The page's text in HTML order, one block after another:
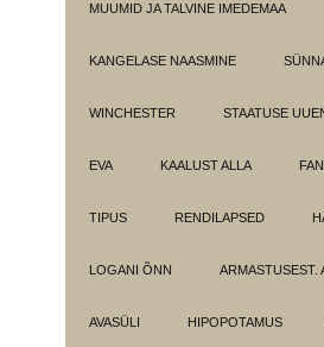
MUUMID JA TALVINE IMEDEMAA
KANGELASE NAASMINE
WINCHESTER STAATUSE
EVA KAALUST ALLA
TIPUS RENDILAPSED
LOGANI ÕNN ARMASTUSEST.
AVASÜLI HIPOPOTAMUS